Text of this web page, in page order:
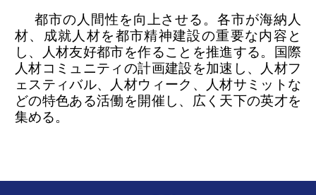
都市の人間性を向上させる。各市が海納人
材、成就人材を都市精神建設の重要な内容と
し、人材友好都市を作ることを推進する。国際
人材コミュニティの計画建設を加速し、人材フ
ェスティバル、人材ウィーク、人材サミットな
どの特色ある活働を開催し、広く天下の英才を
集める。